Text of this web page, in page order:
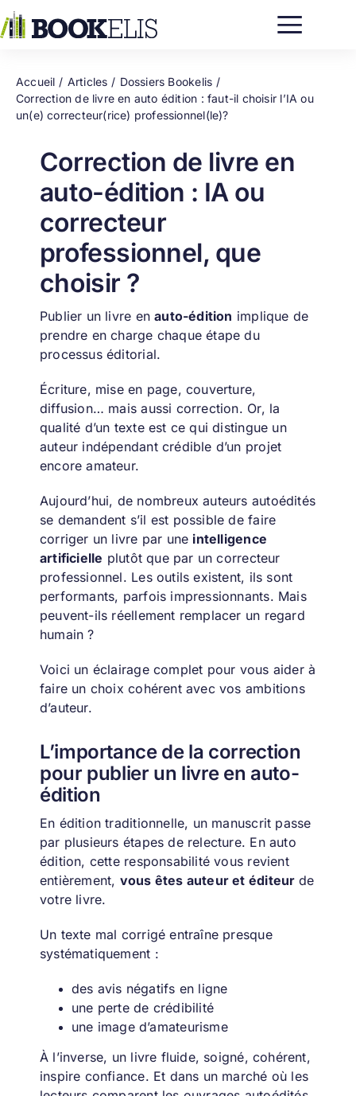
au
contenu
Accueil Articles
Dossiers Bookelis
Correction de livre en auto édition : faut-il choisir l’IA ou
un(e) correcteur(rice) professionnel(le)?
Correction de livre en
auto-édition : IA ou
correcteur
professionnel, que
choisir ?
Publier un livre enauto-édition implique de
prendre en charge chaque étape du
processus éditorial.
Écriture, mise en page, couverture,
diffusion… mais aussi correction. Or, la
qualité d’un texte est ce qui distingue un
auteur indépendant crédible d’un projet
encore amateur.
Aujourd’hui, de nombreux auteurs autoédités
se demandent s’il est possible de faire
corriger un livre par une intelligence
artificielle plutôt que par un correcteur
professionnel. Les outils existent, ils sont
performants, parfois impressionnants. Mais
peuvent-ils réellement remplacer un regard
humain ?
Voici un éclairage complet pour vous aider à
faire un choix cohérent avec vos ambitions
d’auteur.
L’importance de la correction
pour publier un livre en auto-
édition
En édition traditionnelle, un manuscrit passe
par plusieurs étapes de relecture. En auto
édition, cette responsabilité vous revient
entièrement, vous êtes auteur et éditeur de
votre livre.
Un texte mal corrigé entraîne presque
systématiquement :
des avis négatifs en ligne
une perte de crédibilité
une image d’amateurisme
À l’inverse, un livre fluide, soigné, cohérent,
inspire confiance. Et dans un marché où les